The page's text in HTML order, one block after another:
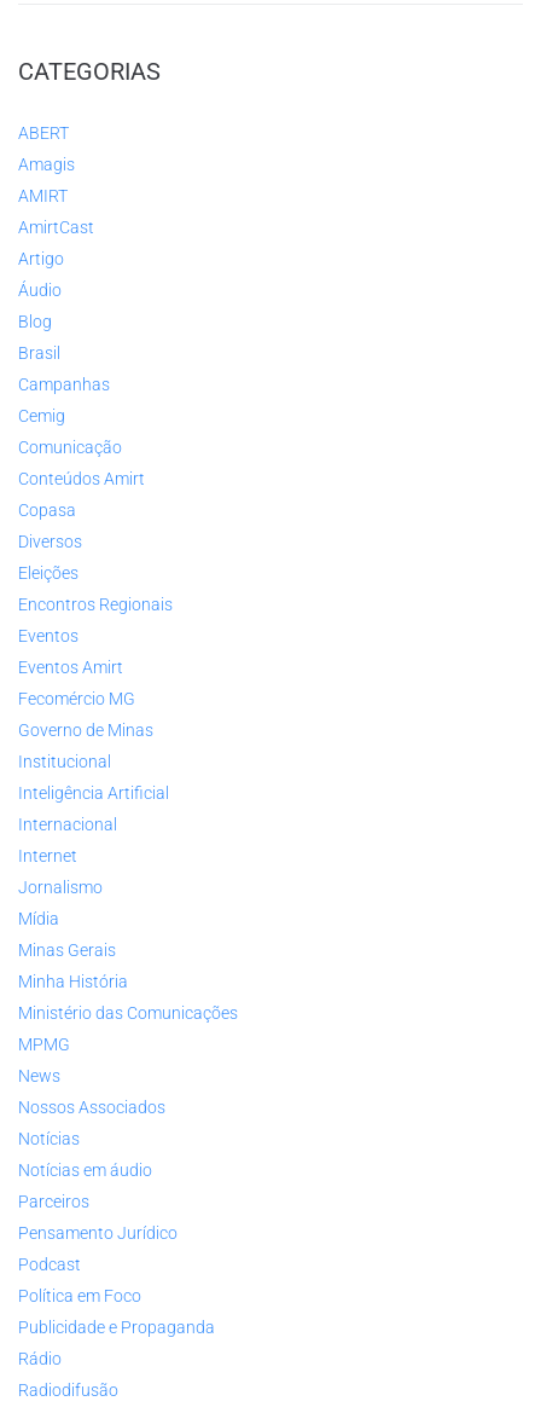
CATEGORIAS
ABERT
Amagis
AMIRT
AmirtCast
Artigo
Áudio
Blog
Brasil
Campanhas
Cemig
Comunicação
Conteúdos Amirt
Copasa
Diversos
Eleições
Encontros Regionais
Eventos
Eventos Amirt
Fecomércio MG
Governo de Minas
Institucional
Inteligência Artificial
Internacional
Internet
Jornalismo
Mídia
Minas Gerais
Minha História
Ministério das Comunicações
MPMG
News
Nossos Associados
Notícias
Notícias em áudio
Parceiros
Pensamento Jurídico
Podcast
Política em Foco
Publicidade e Propaganda
Rádio
Radiodifusão